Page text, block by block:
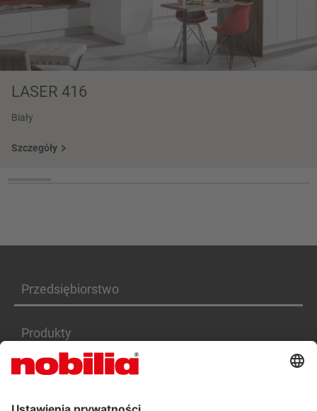
LASER 416
Biały
Szczegóły
Przedsiębiorstwo
Produkty
Serwis